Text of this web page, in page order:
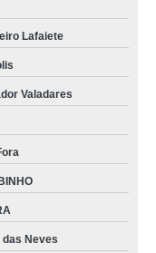
Lafaiete
Valadares
das Neves